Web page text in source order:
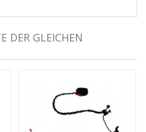
DER GLEICHEN